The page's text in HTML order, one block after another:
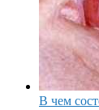
В чем